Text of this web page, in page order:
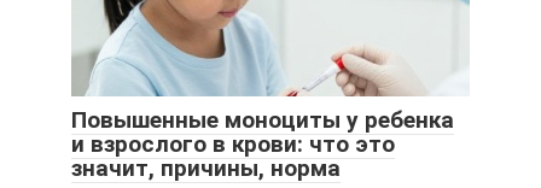
Повышенные моноциты у ребенка
и взрослого в крови: что это
значит, причины, норма